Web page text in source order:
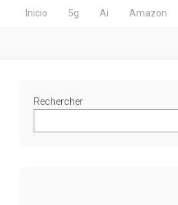
Inicio 5g Ai Amazon
Rechercher